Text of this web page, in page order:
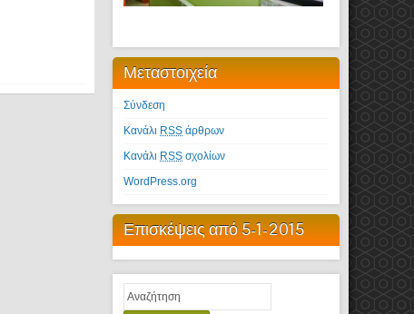
Μεταστοιχεία
Σύνδεση
Κανάλι RSS άρθρων
Κανάλι RSS σχολίων
WordPress.org
Επισκέψεις από 5-1-2015